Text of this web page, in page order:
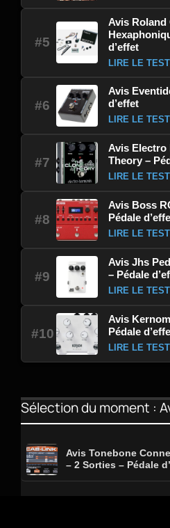
#5
Avis Roland
d’effet
LIRE LE
#6
Avis
d’effet
LIRE LE
#7
Avis Electro
Theory –
LIRE LE
#8
Avis Boss
Pédale
LIRE LE
#9
Avis Jhs
– Pédale
LIRE LE
#10
Avis
Pédale
LIRE LE
Sélection du moment :
Avis Tonebone
– 2 Sorties – Pédale